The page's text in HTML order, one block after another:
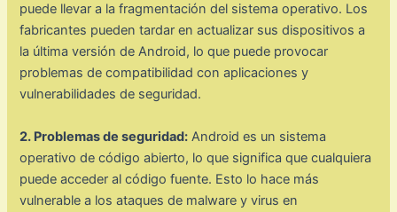
puede llevar a la fragmentación del sistema operativo. Los
fabricantes pueden tardar en actualizar sus dispositivos a
la última versión de Android, lo que puede provocar
problemas de compatibilidad con aplicaciones y
vulnerabilidades de seguridad.
2. Problemas de seguridad: Android es un sistema
operativo de código abierto, lo que significa que cualquiera
puede acceder al código fuente. Esto lo hace más
vulnerable a los ataques de malware y virus en